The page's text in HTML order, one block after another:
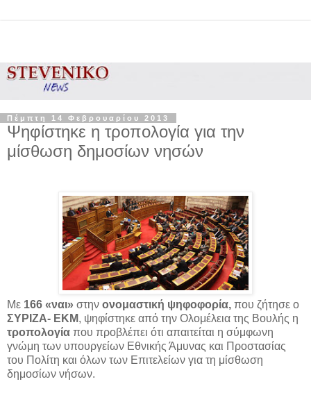
Πέμπτη 14 Φεβρουαρίου 2013
Ψηφίστηκε η τροπολογία για την
μίσθωση δημοσίων νησών
Με 166 «ναι» στην ονομαστική ψηφοφορία, που ζήτησε ο
ΣΥΡΙΖΑ- EKM, ψηφίστηκε από την Ολομέλεια της Βουλής η
τροπολογία που προβλέπει ότι απαιτείται η σύμφωνη
γνώμη των υπουργείων Εθνικής Άμυνας και Προστασίας
του Πολίτη και όλων των Επιτελείων για τη μίσθωση
δημοσίων νήσων.